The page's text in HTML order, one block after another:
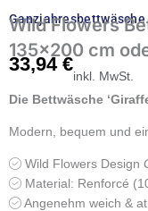
Ganzjahresbettwäsche
Wild Flowers
135×200 cm
33,94€
inkl. MwSt.
Die Bettwäsche
Modern, bequem und
Wild Flowers Design
Material: Renforcé
Angenehm weich &